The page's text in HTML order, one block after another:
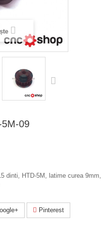
09
dinti, HTD-5M, latime curea 9mm,
Pinterest